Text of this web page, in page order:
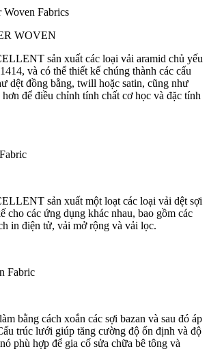
WOVEN
sản xuất các loại vải aramid chủ yếu
và có thể thiết kế chúng thành các cấu
dệt đồng bằng, twill hoặc satin, cũng như
để điều chỉnh tính chất cơ học và đặc tính
sản xuất một loạt các loại vải dệt sợi
cho các ứng dụng khác nhau, bao gồm các
in điện tử, vải mở rộng và vải lọc.
bằng cách xoắn các sợi bazan và sau đó áp
trúc lưới giúp tăng cường độ ổn định và độ
phù hợp để gia cố sửa chữa bê tông và